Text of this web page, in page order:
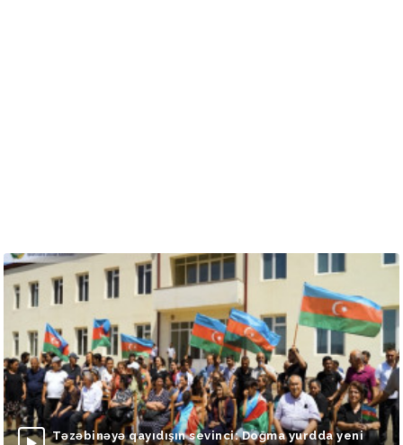
Təzəbinəyə qayıdışın sevinci: Doğma yurdda yeni